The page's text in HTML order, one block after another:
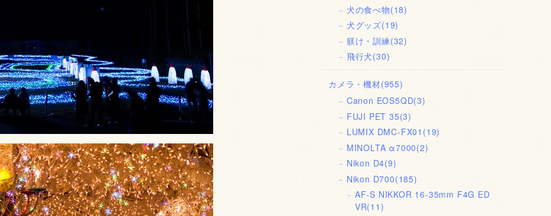
犬の食べ物(18)
犬グッズ(19)
躾け・訓練(32)
飛行犬(30)
カメラ・機材(955)
Canon EOS5QD(3)
FUJI PET 35(3)
LUMIX DMC-FX01 (19)
MINOLTA α7000(2)
Nikon D4(9)
Nikon D700(185)
AF-S NIKKOR 16-35mm F4G ED
VR(11)